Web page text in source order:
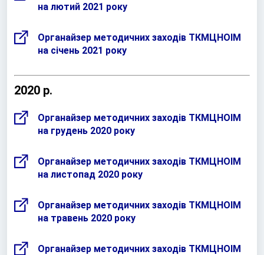
на лютий 2021 року
Органайзер методичних заходів ТКМЦНОІМ
на січень 2021 року
2020 р.
Органайзер методичних заходів ТКМЦНОІМ
на грудень 2020 року
Органайзер методичних заходів ТКМЦНОІМ
на листопад 2020 року
Органайзер методичних заходів ТКМЦНОІМ
на травень 2020 року
Органайзер методичних заходів ТКМЦНОІМ